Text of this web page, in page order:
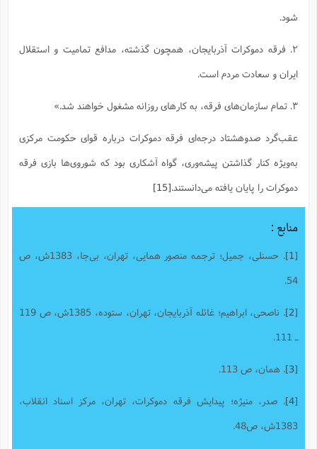
شود.
۲. فرقه دموکرات آذربایجان، همچون گذشته، مدافع تمامیت و استقلال
ایران و سعادت مردم است.
۳. تمام سازمان‌های فرقه، به کارهای روزانه مشغول خواهند شد.»
عقب‌گرد صد‌و‌هشتاد درجه‌ای فرقه دموکرات درباره قوای حکومت مرکزی
به‌ویژه کنار گذاشتن پیشه‌وری، گواه آشکاری بود که شوروی‌ها بازی فرقه
دموکرات را پایان یافته می‌دانستند.[15]
منابع :
. حسنلی، جمیل؛ ترجمه منصور همایی، تهران، بی‌جا، 1383ش، ص
54.
. ناصحی، ابراهیم؛ غائله آذربایجان، تهران، ستوده، 1385ش، ص 119
ـ 111.
. همان، ص 113.
. صدر، منیژه‌؛ پیدایش فرقه دموکرات، تهران، مرکز اسناد انقلاب،
1383ش، ص48.